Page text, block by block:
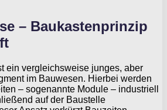
– Baukastenprinzip
ein vergleichsweise junges, aber
im Bauwesen. Hierbei werden
– sogenannte Module – industriell
auf der Baustelle